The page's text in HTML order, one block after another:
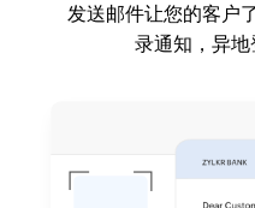
发送邮件让您的客户
录通知，异地